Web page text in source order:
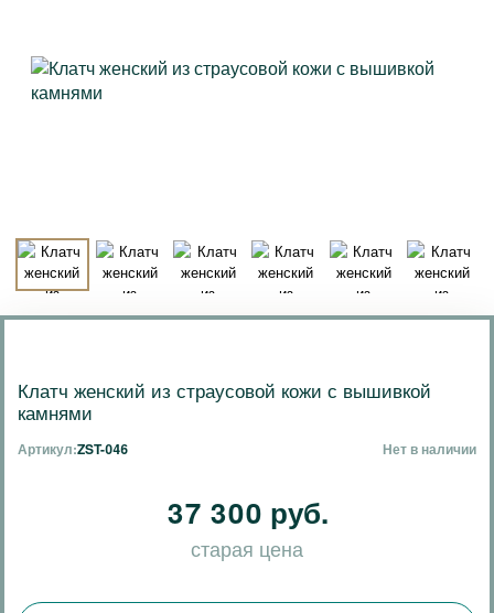
Клатч женский из страусовой кожи с вышивкой
камнями
Артикул:ZST-046 Нет в наличии
37 300 руб.
старая цена